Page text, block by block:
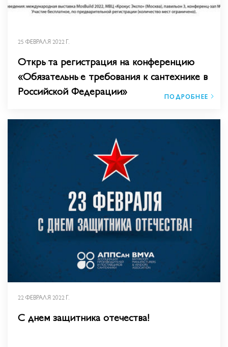
25 ФЕВРАЛЯ 2022 Г.
Открыта регистрация на конференцию
«Обязательные требования к сантехнике в
Российской Федерации»
ПОДРОБНЕЕ
22 ФЕВРАЛЯ 2022 Г.
С днем защитника отечества!